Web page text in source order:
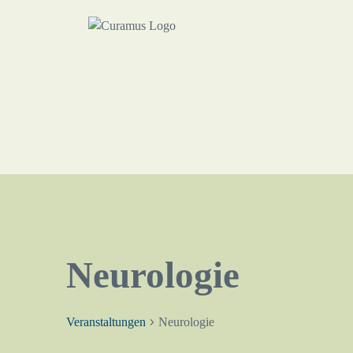
Neurologie
Veranstaltungen Neurologie